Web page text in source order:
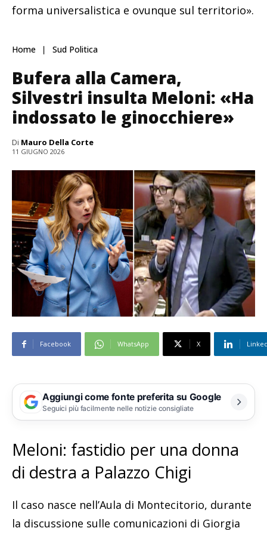
forma universalistica e ovunque sul territorio».
Home Sud Politica
Bufera alla Camera,
Silvestri insulta Meloni: «Ha
indossato le ginocchiere»
Di Mauro Della Corte
11 GIUGNO 2026
Facebook WhatsApp X
Aggiungi come fonte preferita su Google
Seguici più facilmente nelle notizie consigliate
Meloni: fastidio per una donna
di destra a Palazzo Chigi
Il caso nasce nell’Aula di Montecitorio, durante
la discussione sulle comunicazioni di Giorgia